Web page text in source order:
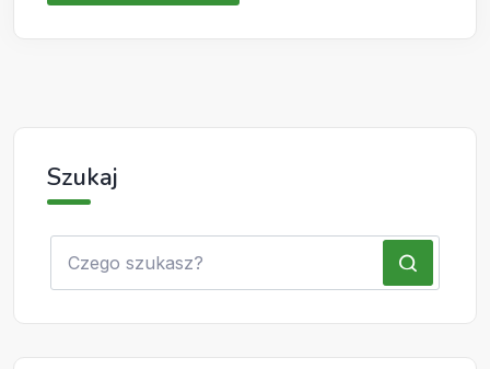
Szukaj